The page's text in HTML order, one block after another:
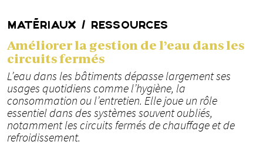
MATÉRIAUX / RESSOURCES
Améliorer la gestion de l’eau dans les
circuits fermés
L’eau dans les bâtiments dépasse largement ses
usages quotidiens comme l’hygiène, la
consommation ou l’entretien. Elle joue un rôle
essentiel dans des systèmes souvent oubliés,
notamment les circuits fermés de chauffage et de
refroidissement.